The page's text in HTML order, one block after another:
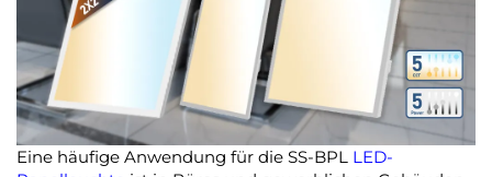
Eine häufige Anwendung für die SS-BPL LED-